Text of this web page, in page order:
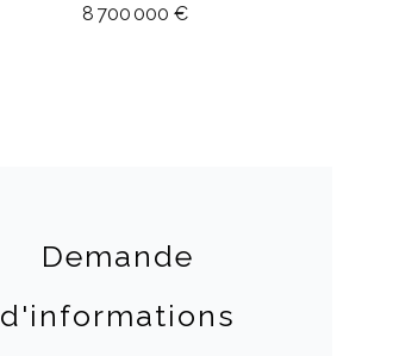
8 700 000 €
Demande
d'informations